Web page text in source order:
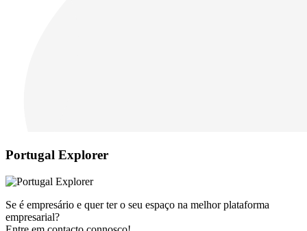
Portugal Explorer
Se é empresário e quer ter o seu espaço na melhor plataforma
empresarial?